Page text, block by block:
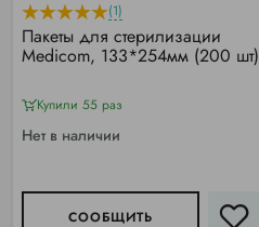
(1)
Пакеты для стерилизации
Medicom, 133*254мм (200 шт)
Купили 55 раз
Нет в наличии
СООБЩИТЬ